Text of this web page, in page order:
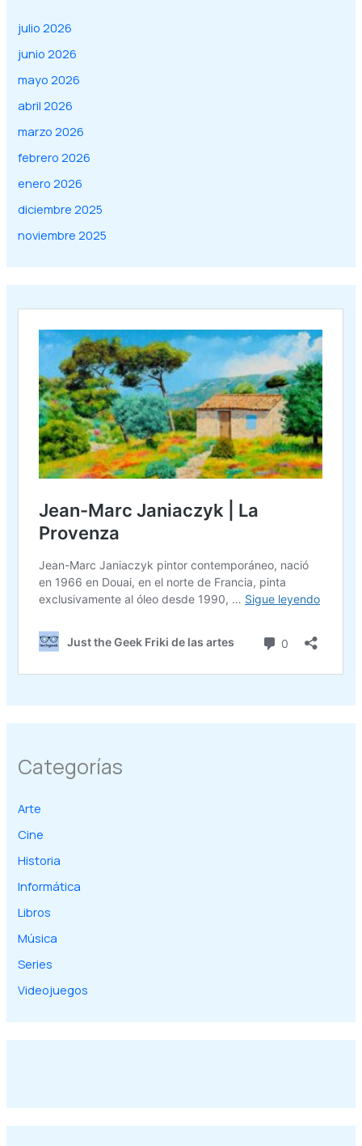
julio 2026
junio 2026
mayo 2026
abril 2026
marzo 2026
febrero 2026
enero 2026
diciembre 2025
noviembre 2025
Categorías
Arte
Cine
Historia
Informática
Libros
Música
Series
Videojuegos